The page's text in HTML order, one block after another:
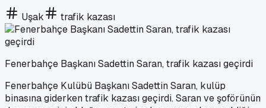
Uşak trafik kazası
Fenerbahçe Başkanı Sadettin Saran, trafik kazası geçirdi
Fenerbahçe Kulübü Başkanı Sadettin Saran, kulüp
binasına giderken trafik kazası geçirdi. Saran ve şoförünün